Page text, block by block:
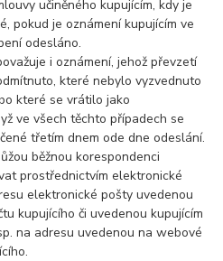
učiněného kupujícím, kdy je
pokud je oznámení kupujícím ve
odesláno.
i oznámení, jehož převzetí
které nebylo vyzvednuto
které se vrátilo jako
ve všech těchto případech se
třetím dnem ode dne odeslání.
běžnou korespondenci
prostřednictvím elektronické
elektronické pošty uvedenou
kupujícího či uvedenou kupujícím
na adresu uvedenou na webové